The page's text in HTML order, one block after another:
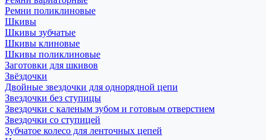
Ремни поликлиновые
Шкивы
Шкивы зубчатые
Шкивы клиновые
Шкивы поликлиновые
Заготовки для шкивов
Звёздочки
Двойные звездочки для однорядной цепи
Звездочки без ступицы
Звездочки с каленым зубом и готовым отверстием
Звездочки со ступицей
Зубчатое колесо для ленточных цепей